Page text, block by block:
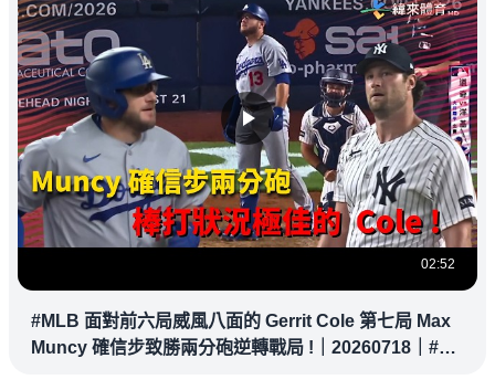
02:52
#MLB 面對前六局威風八面的 Gerrit Cole 第七局 Max
Muncy 確信步致勝兩分砲逆轉戰局 !｜20260718｜#洛